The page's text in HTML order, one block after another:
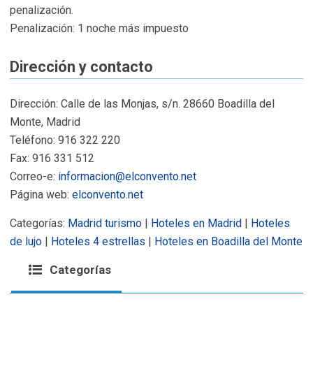
penalización.
Penalización: 1 noche más impuesto
Dirección y contacto
Dirección: Calle de las Monjas, s/n. 28660 Boadilla del
Monte, Madrid
Teléfono: 916 322 220
Fax: 916 331 512
Correo-e: informacion@elconvento.net
Página web: elconvento.net
Categorías: Madrid turismo Hoteles en Madrid
Hoteles
de lujo
Hoteles 4 estrellas Hoteles en Boadilla del Monte
Categorías